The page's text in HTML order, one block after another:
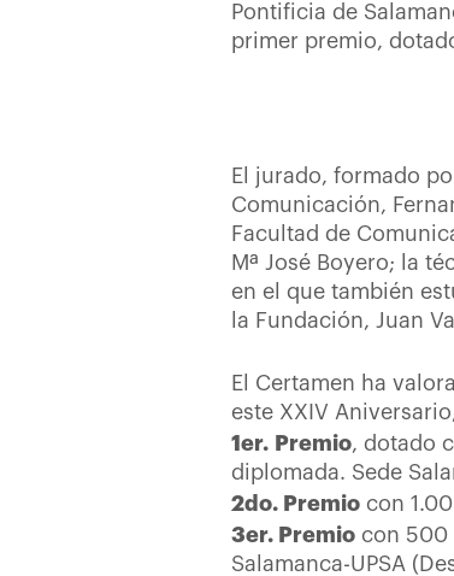
Pontificia de
primer premio,
El jurado, formado
Comunicación,
Facultad de
Mª José Boyero; la
en el que también
la Fundación, Juan
El Certamen ha
este XXIV
1er. Premio, dotado
diplomada. Sede
2do. Premio con
3er. Premio con 500
Salamanca-UPSA